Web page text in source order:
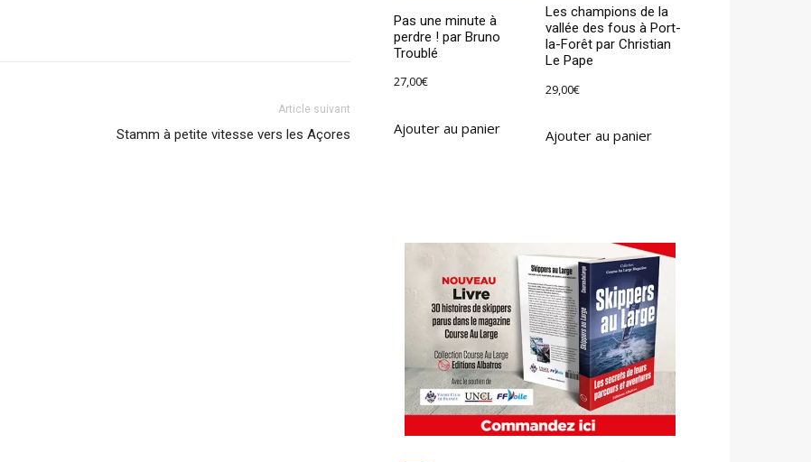
Article suivant
Stamm à petite vitesse vers les Açores
Pas une minute à
perdre ! par Bruno
Troublé
27,00€
Ajouter au panier
Les champions de la
vallée des fous à Port-
la-Forêt par Christian
Le Pape
29,00€
Ajouter au panier